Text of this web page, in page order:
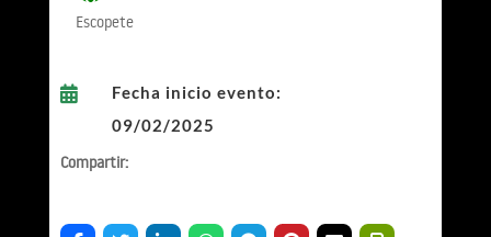
Escopete

Fecha inicio evento:
09/02/2025
Compartir: